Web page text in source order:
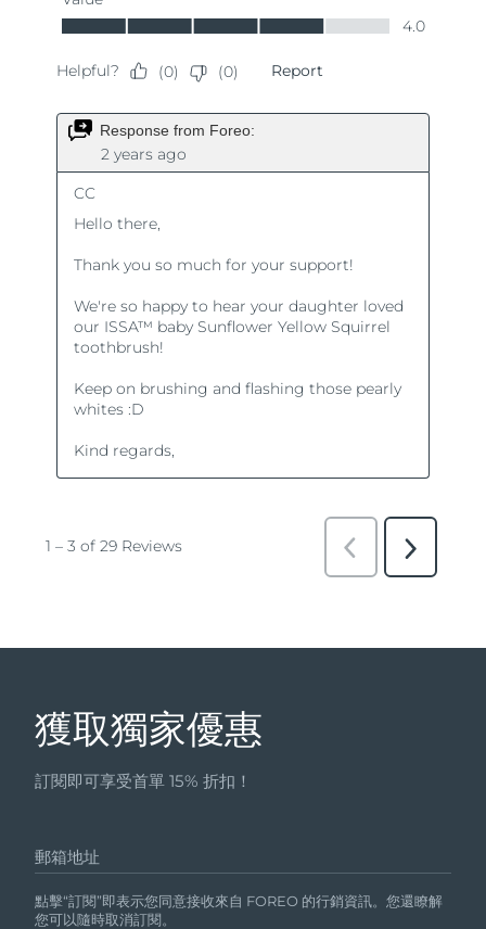
獲取獨家優惠
訂閱即可享受首單 15% 折扣！
郵箱地址
點擊“訂閱”即表示您同意接收來自 FOREO 的行銷資訊。您還瞭解
您可以隨時取消訂閱。